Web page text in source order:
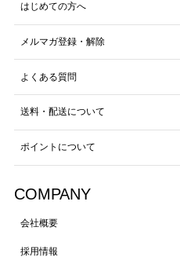
はじめての方へ
メルマガ登録・解除
よくある質問
送料・配送について
ポイントについて
COMPANY
会社概要
採用情報